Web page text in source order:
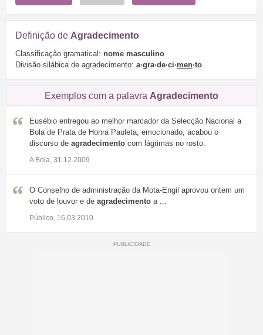
Definição de Agradecimento
Classificação gramatical: nome masculino
Divisão silábica de agradecimento: a·gra·de·ci·men·to
Exemplos com a palavra Agradecimento
Eusébio entregou ao melhor marcador da Selecção Nacional a
Bola de Prata de Honra Pauleta, emocionado, acabou o
discurso de agradecimento com lágrimas no rosto.
A Bola, 31.12.2009
O Conselho de administração da Mota-Engil aprovou ontem um
voto de louvor e de agradecimento a ...
Público, 16.03.2010